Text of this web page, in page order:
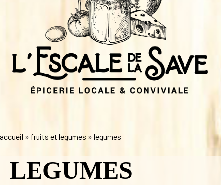
accueil » fruits et legumes » legumes
LEGUMES